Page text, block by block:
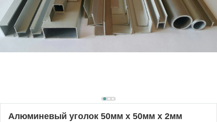
Алюминевый уголок 50мм х 50мм х 2мм